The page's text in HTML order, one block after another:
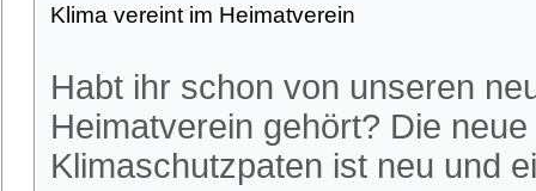
Klima vereint im Heimatverein
Habt ihr schon von unseren
Heimatverein gehört? Die
Klimaschutzpaten ist neu und